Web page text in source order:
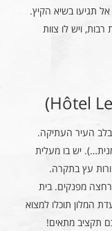
תגיעו בשיא הקיץ.
ויש לו צוות
מלון 5 כוכבים ייחודי ששוכן בבניין מהמאה ה-17 בלב העיר העתיקה.
יש בו מעלית
עץ בתקרה.
רחצה מפנקים. בית
המלון תוכלו למצוא
תקציב מתאים!